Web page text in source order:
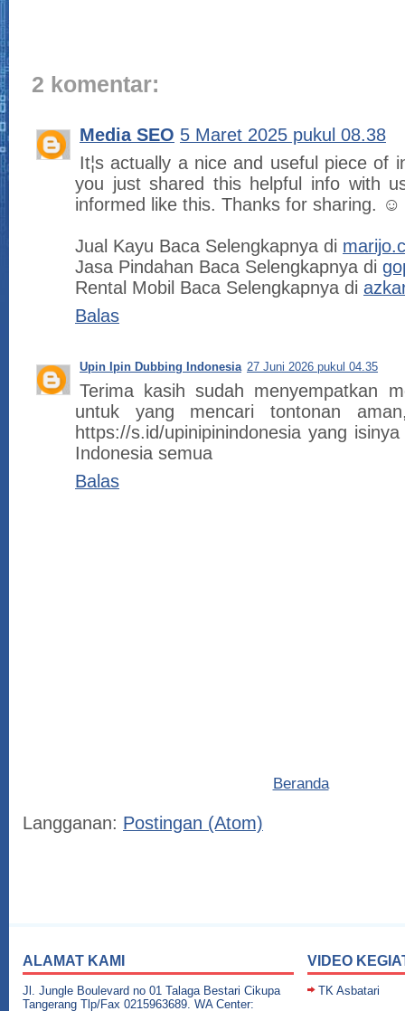
2 komentar:
Media SEO 5 Maret 2025 pukul 08.38
It¦s actually a nice and useful piece of
you just shared this helpful info with
informed like this. Thanks for sharing. ☺️
Jual Kayu Baca Selengkapnya di
Jasa Pindahan Baca Selengkapnya di
Rental Mobil Baca Selengkapnya di
Balas
Upin Ipin Dubbing Indonesia 27 Juni 2026 pukul 04.35
Terima kasih sudah menyempatkan
untuk yang mencari tontonan
https://s.id/upinipinindonesia yang
Indonesia semua
Balas
Beranda
Langganan: Postingan (Atom)
ALAMAT KAMI
Jl. Jungle Boulevard no 01 Talaga Bestari Cikupa
Tangerang Tlp/Fax 0215963689. WA Center:
VIDEO
TK Asbatari